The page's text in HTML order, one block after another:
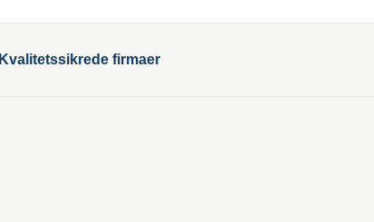
Kvalitetssikrede firmaer